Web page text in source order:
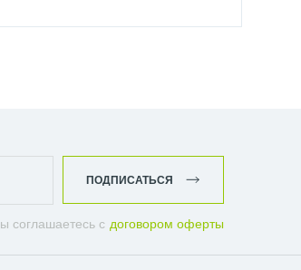
соглашаетесь с договором оферты
ПОДПИСАТЬСЯ